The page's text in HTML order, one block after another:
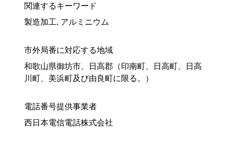
関連するキーワード
製造加工, アルミニウム
市外局番に対応する地域
和歌山県御坊市、日高郡（印南町、日高町、日高
川町、美浜町及び由良町に限る。）
電話番号提供事業者
西日本電信電話株式会社